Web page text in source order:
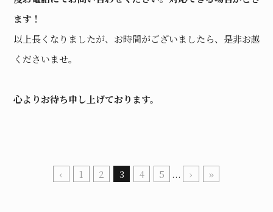
ます！
以上長くなりましたが、お時間がございましたら、是非お越し
くださいませ。
心よりお待ち申し上げております。
‹ 1 2 3 4 5 ... › »